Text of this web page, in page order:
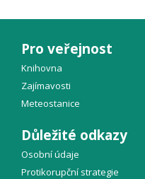
Pro veřejnost
Knihovna
Zajímavosti
Meteostanice
Důležité odkazy
Osobní údaje
Protikorupční strategie